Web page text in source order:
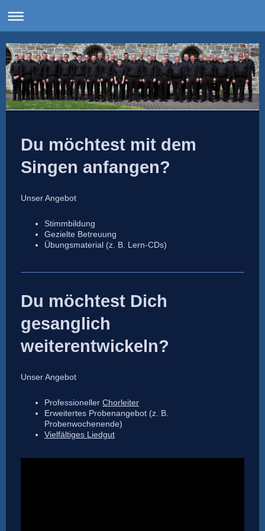
Du möchtest mit dem
Singen anfangen?
Unser Angebot
Stimmbildung
Gezielte Betreuung
Übungsmaterial (z. B. Lern-CDs)
Du möchtest Dich
gesanglich
weiterentwickeln?
Unser Angebot
Professioneller Chorleiter
Erweitertes Probenangebot (z. B.
Probenwochenende)
Vielfältiges Liedgut